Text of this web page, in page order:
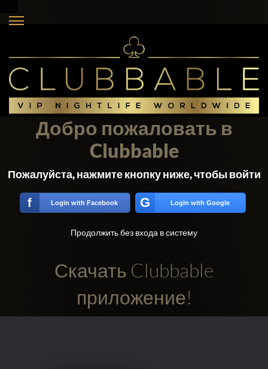
Добро пожаловать в
Clubbable
Пожалуйста, нажмите кнопку ниже, чтобы войти
f Login with Facebook G Login with Google
Продолжить без входа в систему
Скачать Clubbable
приложение!